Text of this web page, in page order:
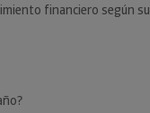
financiero según su